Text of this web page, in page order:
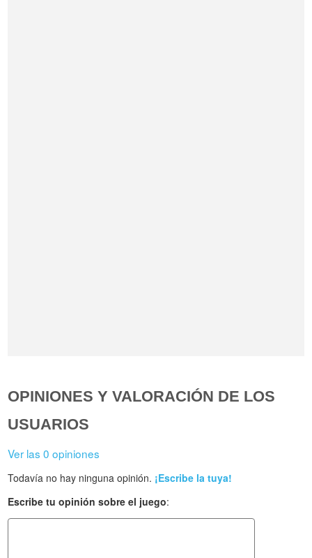
OPINIONES Y VALORACIÓN DE LOS
USUARIOS
Ver las 0 opiniones
Todavía no hay ninguna opinión. ¡Escribe la tuya!
Escribe tu opinión sobre el juego: